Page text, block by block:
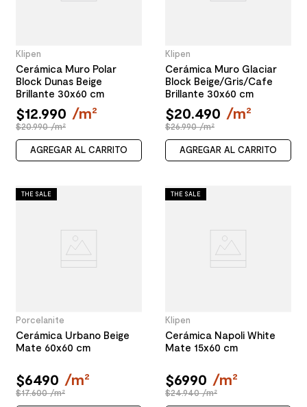
Klipen
Cerámica Muro Polar
Block Dunas Beige
Brillante 30x60 cm
$12.990 /m²
$20.990 /m²
AGREGAR AL CARRITO
Klipen
Cerámica Muro Glaciar
Block Beige/Gris/Cafe
Brillante 30x60 cm
$20.490 /m²
$26.990 /m²
AGREGAR AL CARRITO
THE SALE
Porcelanite
Cerámica Urbano Beige
Mate 60x60 cm
$6490 /m²
$17.600 /m²
THE SALE
Klipen
Cerámica Napoli White
Mate 15x60 cm
$6990 /m²
$24.940 /m²